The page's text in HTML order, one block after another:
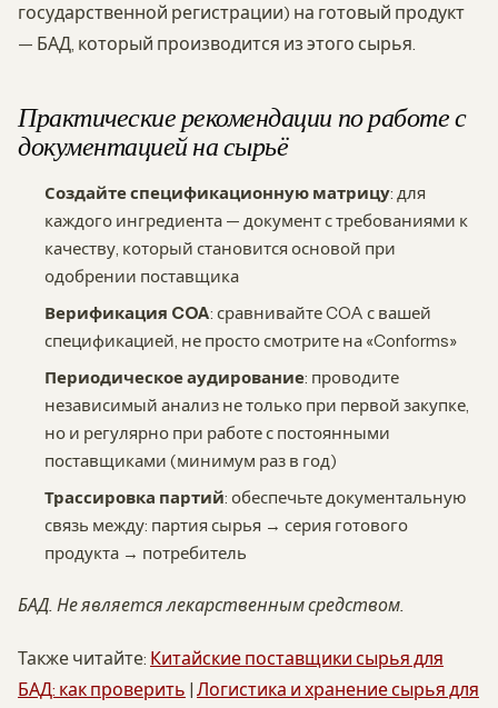
государственной регистрации) на готовый продукт
— БАД, который производится из этого сырья.
Практические рекомендации по работе с
документацией на сырьё
Создайте спецификационную матрицу: для
каждого ингредиента — документ с требованиями к
качеству, который становится основой при
одобрении поставщика
Верификация COA: сравнивайте COA с вашей
спецификацией, не просто смотрите на «Conforms»
Периодическое аудирование: проводите
независимый анализ не только при первой закупке,
но и регулярно при работе с постоянными
поставщиками (минимум раз в год)
Трассировка партий: обеспечьте документальную
связь между: партия сырья → серия готового
продукта → потребитель
БАД. Не является лекарственным средством.
Также читайте: Китайские поставщики сырья для
БАД: как проверить | Логистика и хранение сырья для